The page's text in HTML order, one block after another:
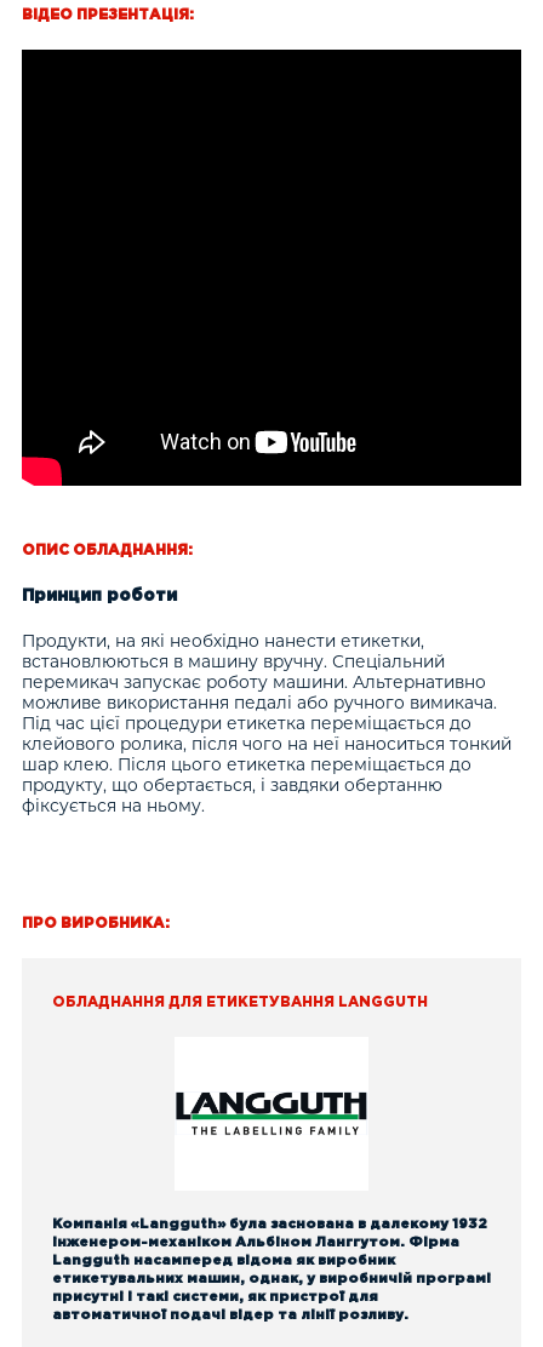
ВІДЕО ПРЕЗЕНТАЦІЯ:
ОПИС ОБЛАДНАННЯ:
Принцип роботи
Продукти, на які необхідно нанести етикетки,
встановлюються в машину вручну. Спеціальний
перемикач запускає роботу машини. Альтернативно
можливе використання педалі або ручного вимикача.
Під час цієї процедури етикетка переміщається до
клейового ролика, після чого на неї наноситься тонкий
шар клею. Після цього етикетка переміщається до
продукту, що обертається, і завдяки обертанню
фіксується на ньому.
ПРО ВИРОБНИКА:
ОБЛАДНАННЯ ДЛЯ ЕТИКЕТУВАННЯ LANGGUTH
Компанія «Langguth» була заснована в далекому 1932
інженером-механіком Альбіном Ланггутом. Фірма
Langguth насамперед відома як виробник
етикетувальних машин, однак, у виробничій програмі
присутні і такі системи, як пристрої для
автоматичної подачі відер та лінії розливу.